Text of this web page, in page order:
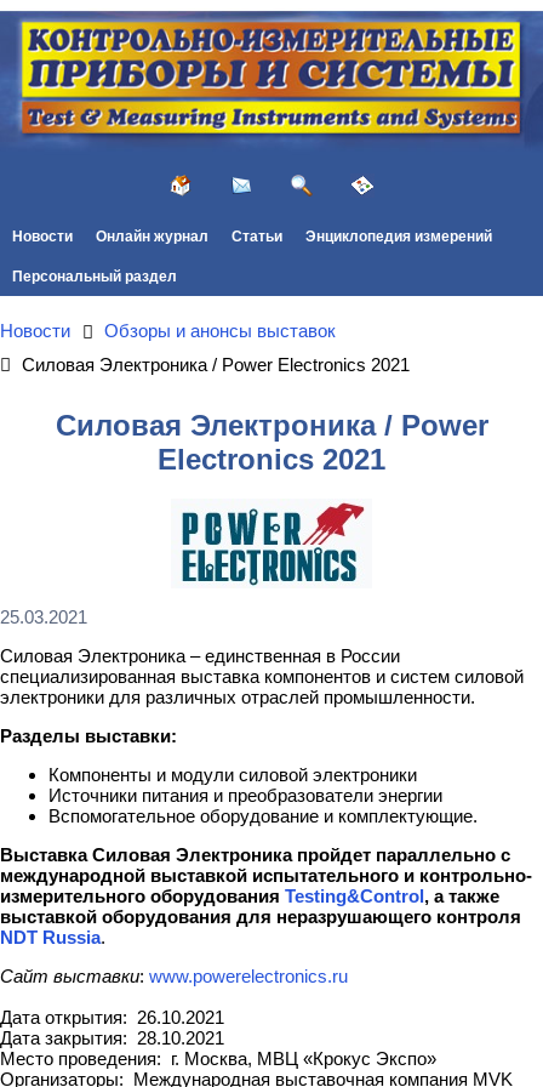
Новости Онлайн журнал Статьи Энциклопедия измерений
Персональный раздел
Новости
Обзоры и анонсы выставок
Силовая Электроника / Power Electronics 2021
Силовая Электроника / Power
Electronics 2021
25.03.2021
Силовая Электроника – единственная в России
специализированная выставка компонентов и систем силовой
электроники для различных отраслей промышленности.
Разделы выставки:
Компоненты и модули силовой электроники
Источники питания и преобразователи энергии
Вспомогательное оборудование и комплектующие.
Выставка Силовая Электроника пройдет параллельно с
международной выставкой испытательного и контрольно-
измерительного оборудования Testing&Control, а также
выставкой оборудования для неразрушающего контроля
NDT Russia.
Сайт выставки: www.powerelectronics.ru
Дата открытия: 26.10.2021
Дата закрытия: 28.10.2021
Место проведения: г. Москва, МВЦ «Крокус Экспо»
Организаторы: Международная выставочная компания MVK